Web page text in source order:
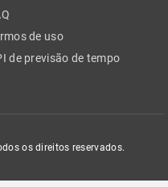
de uso
de previsão de tempo
os direitos reservados.